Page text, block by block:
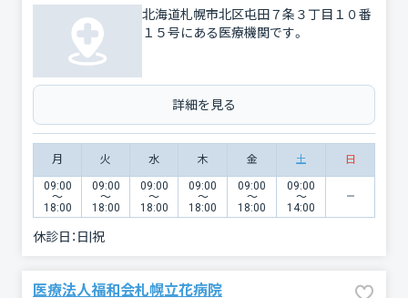
北海道札幌市北区屯田７条３丁目１０番
１５号にある医療機関です。
詳細を見る
月 火 水 木 金 土 日
09:00
〜
18:00
09:00
〜
18:00
09:00
〜
18:00
09:00
〜
18:00
09:00
〜
18:00
09:00
〜
14:00
休診日： 日|祝
医療法人福和会札幌立花病院